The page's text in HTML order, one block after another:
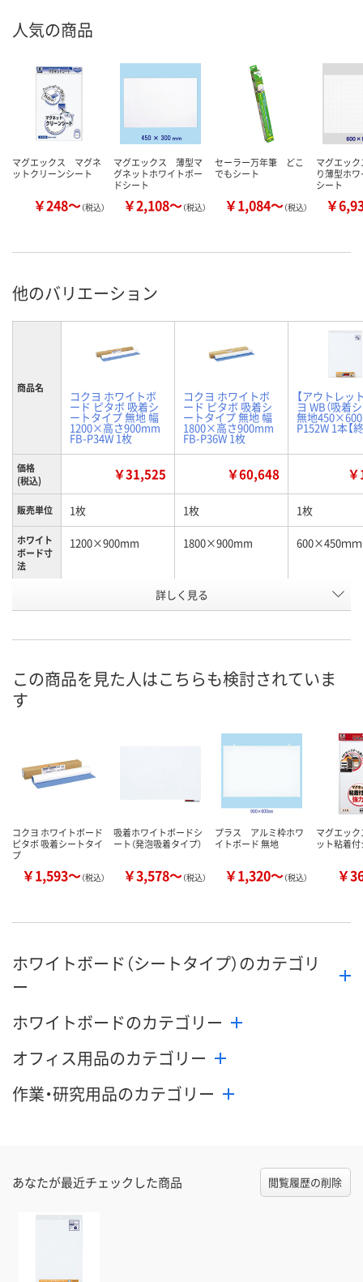
人気の商品
マグエックス マグネ
ットクリーンシート
￥248～（税込）
マグエックス 薄型マ
グネットホワイトボー
ドシート
￥2,108～（税込）
セーラー万年筆 どこ
でもシート
￥1,084～（税込）
マグエッ
り薄型ホ
シート
￥
他のバリエーション
商品名
コクヨ ホワイトボ
ード ピタボ 吸着シ
ートタイプ 無地 幅
1200×高さ900mm
FB-P34W 1枚
コクヨ ホワイトボ
ード ピタボ 吸着シ
ートタイプ 無地 幅
1800×高さ900mm
FB-P36W 1枚
【アウトレッ
ヨ WB（吸着
無地
P152W 1本【
価格
(税込)
￥31,525 ￥60,648
販売単位 1枚 1枚 1枚
ホワイト
ボード寸
法
1200×900mm 1800×900mm 600×450ｍｍ
J007871 9564196
カゴへ
した
詳しく見る
この商品を見た人はこちらも検討されていま
す
コクヨ ホワイトボード
ピタボ 吸着シートタイ
プ
￥1,593～（税込）
吸着ホワイトボードシ
ート（発泡吸着タイプ）
￥3,578～（税込）
プラス アルミ枠ホワ
イトボード 無地
￥1,320～（税込）
マグエッ
ット粘着
￥
ホワイトボード（シートタイプ）のカテゴリ
ー
ホワイトボードのカテゴリー
オフィス用品のカテゴリー
作業・研究用品のカテゴリー
あなたが最近チェックした商品 閲覧履歴の削除